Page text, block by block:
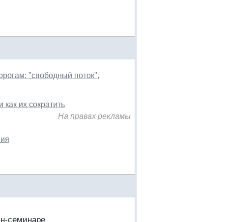
"свободный поток",
их сократить
На правах рекламы
семинаре